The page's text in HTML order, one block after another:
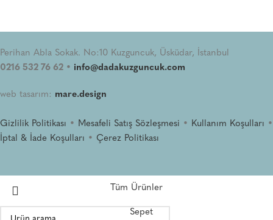
Perihan Abla Sokak. No:10 Kuzguncuk, Üsküdar, İstanbul
0216 532 76 62 • info@dadakuzguncuk.com
web tasarım: mare.design
Gizlilik Politikası • Mesafeli Satış Sözleşmesi • Kullanım Koşulları •
İptal & İade Koşulları • Çerez Politikası
Tüm Ürünler
Sepet